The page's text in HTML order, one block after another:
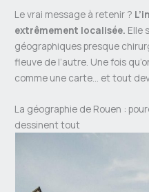
Le vrai message à retenir ?
extrêmement localisée. Elle
géographiques presque
fleuve de l’autre. Une fois
comme une carte… et tout
La géographie de Rouen :
dessinent tout